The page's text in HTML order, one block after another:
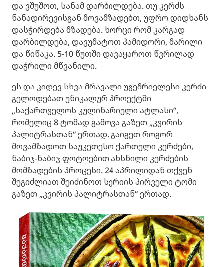
და ვშუშოთ, სანამ დარბილდება. თუ კერძს
ნანადირევისგან მოვამზადებთ, უფრო დიდხანს
დასჭირდება მზადება. ხორცი რომ კარგად
დარბილდება, დავუმატოთ პამიდორი, მარილი
და წიწაკა. 5-10 წუთში დავაყაროთ წვრილად
დაჭრილი მწვანილი.
ეს და კიდევ სხვა მრავალი უგემრიელესი კერძი
გელოდებათ უნიკალურ პროექტში
„საქართველოს კულინარიული ატლასი“,
რომელიც 8 ტომად გამოვა გაზეთ „კვირის
პალიტრასთან“ ერთად. გაიგეთ როგორ
მოვამზადოთ საუკეთესო ქართული კერძები,
ნაბიჯ-ნაბიჯ ფოტოებით ახსნილი კერძების
მომზადების პროცესი. 24 აპრილიდან თქვენ
შეგიძლიათ შეიძინოთ სერიის პირველი ტომი
გაზეთ „კვირის პალიტრასთან“ ერთად.